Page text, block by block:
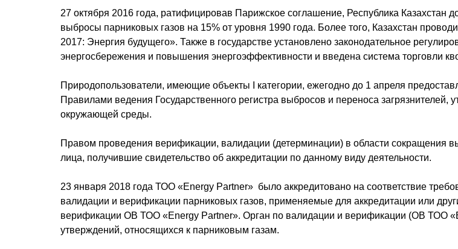
27 октября 2016 года, ратифицировав Парижское соглашение, Республика Казахстан
выбросы парниковых газов на 15% от уровня 1990 года. Более того, Казахстан
2017: Энергия будущего». Также в государстве установлено законодательное
энергосбережения и повышения энергоэффективности и введена система торговли
Природопользователи, имеющие объекты I категории, ежегодно до 1 апреля
Правилами ведения Государственного регистра выбросов и переноса
окружающей среды.
Правом проведения верификации, валидации (детерминации) в области сокращения
лица, получившие свидетельство об аккредитации по данному виду деятельности.
23 января 2018 года ТОО «Energy Partner» было аккредитовано на соответствие
валидации и верификации парниковых газов, применяемые для аккредитации или
верификации ОВ ТОО «Energy Partner». Орган по валидации и верификации (ОВ ТОО
утверждений, относящихся к парниковым газам.